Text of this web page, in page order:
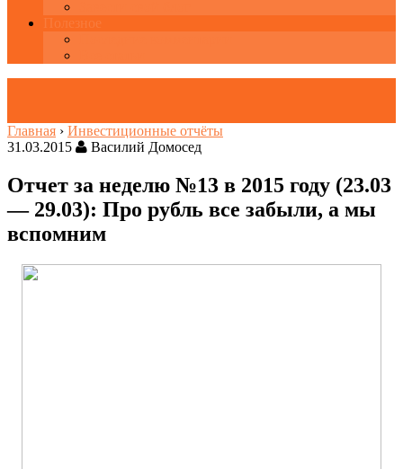
Полезное
Главная › Инвестиционные отчёты
31.03.2015
Василий Домосед
Отчет за неделю №13 в 2015 году (23.03
— 29.03): Про рубль все забыли, а мы
вспомним